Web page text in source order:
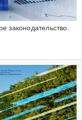
законодательство.